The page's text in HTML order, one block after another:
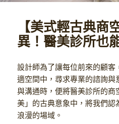
【美式輕古典商
異！醫美診所也
設計師為了讓每位前來的顧客
適空間中，尋求專業的諮詢與
與溝通時，便將醫美診所的商
美」的古典意象中，將我們認
浪漫的場域。